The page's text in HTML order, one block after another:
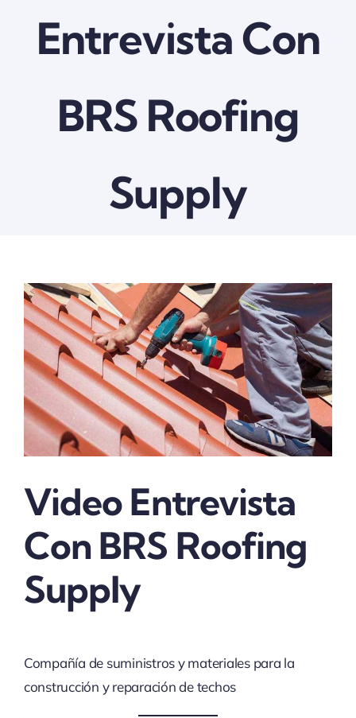
Entrevista Con
BRS Roofing
Supply
View
Larger
Image
Video Entrevista
Con BRS Roofing
Supply
Compañía de suministros y materiales para la
construcción y reparación de techos